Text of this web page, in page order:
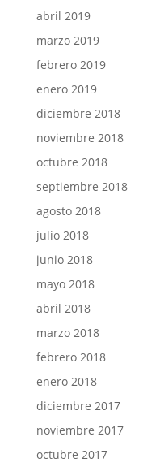
abril 2019
marzo 2019
febrero 2019
enero 2019
diciembre 2018
noviembre 2018
octubre 2018
septiembre 2018
agosto 2018
julio 2018
junio 2018
mayo 2018
abril 2018
marzo 2018
febrero 2018
enero 2018
diciembre 2017
noviembre 2017
octubre 2017